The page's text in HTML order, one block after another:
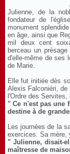
Julienne, de la
fondateur de
monument
en âge, ainsi que
mil deux cent
berceau un
d'elle-même de ses
de Marie.
Elle fut initiée dès
Alexis Falconiéri, de
l'Ordre des
" Ce n'est pas une
destine à de
Les journées de la
exercices. Sa mère,
" Julienne, disait-
maîtresse de